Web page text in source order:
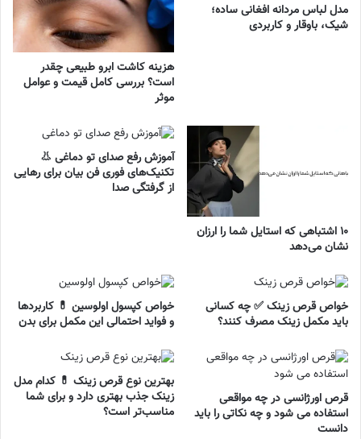
مدل لباس مردانه افغانی ساده؛
شیک، باوقار و کاربردی
هزینه کاشت ابرو طبیعی چقدر
است؟ بررسی کامل قیمت و عوامل
موثر
۱۰ اشتباهی که استایل شما را ارزان
نشان می‌دهد
آموزش رفع صدای تو دماغی 👃
تکنیک‌های فوری فن بیان برای رهایی
از گرفتگی صدا
خواص قرص زینک ✅ چه کسانی
باید مکمل زینک مصرف کنند؟
خواص کپسول اولوسین 💊 کاربردها
و فواید احتمالی این مکمل برای بدن
قرص اورژانسی در چه مواقعی
استفاده می شود و چه نکاتی را باید
دانست
بهترین نوع قرص زینک 💊 کدام مدل
زینک جذب بهتری دارد و برای شما
مناسب‌تر است؟